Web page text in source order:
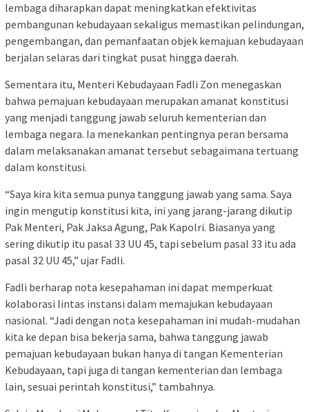
lembaga diharapkan dapat meningkatkan efektivitas
pembangunan kebudayaan sekaligus memastikan pelindungan,
pengembangan, dan pemanfaatan objek kemajuan kebudayaan
berjalan selaras dari tingkat pusat hingga daerah.
Sementara itu, Menteri Kebudayaan Fadli Zon menegaskan
bahwa pemajuan kebudayaan merupakan amanat konstitusi
yang menjadi tanggung jawab seluruh kementerian dan
lembaga negara. Ia menekankan pentingnya peran bersama
dalam melaksanakan amanat tersebut sebagaimana tertuang
dalam konstitusi.
“Saya kira kita semua punya tanggung jawab yang sama. Saya
ingin mengutip konstitusi kita, ini yang jarang-jarang dikutip
Pak Menteri, Pak Jaksa Agung, Pak Kapolri. Biasanya yang
sering dikutip itu pasal 33 UU 45, tapi sebelum pasal 33 itu ada
pasal 32 UU 45,” ujar Fadli.
Fadli berharap nota kesepahaman ini dapat memperkuat
kolaborasi lintas instansi dalam memajukan kebudayaan
nasional. “Jadi dengan nota kesepahaman ini mudah-mudahan
kita ke depan bisa bekerja sama, bahwa tanggung jawab
pemajuan kebudayaan bukan hanya di tangan Kementerian
Kebudayaan, tapi juga di tangan kementerian dan lembaga
lain, sesuai perintah konstitusi,” tambahnya.